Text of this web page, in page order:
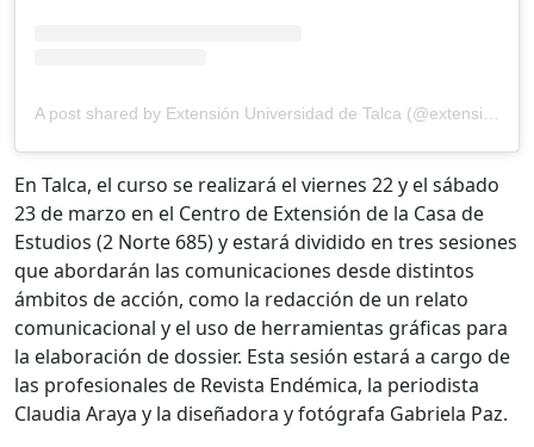
En Talca, el curso se realizará el viernes 22 y el sábado
23 de marzo en el Centro de Extensión de la Casa de
Estudios (2 Norte 685) y estará dividido en tres sesiones
que abordarán las comunicaciones desde distintos
ámbitos de acción, como la redacción de un relato
comunicacional y el uso de herramientas gráficas para
la elaboración de dossier. Esta sesión estará a cargo de
las profesionales de Revista Endémica, la periodista
Claudia Araya y la diseñadora y fotógrafa Gabriela Paz.